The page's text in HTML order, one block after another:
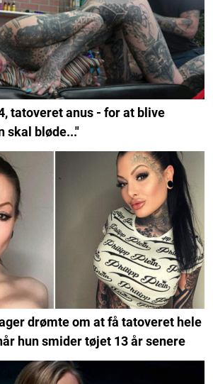
tatoveret anus - for at blive
skal bløde..."
drømte om at få tatoveret hele
hun smider tøjet 13 år senere